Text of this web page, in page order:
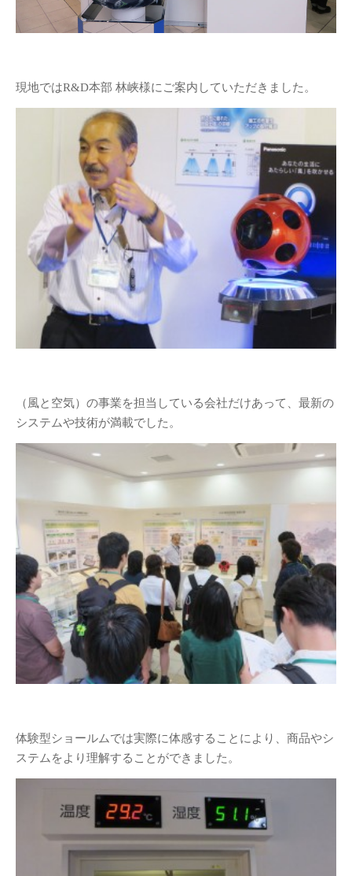
現地ではR&D本部 林峡様にご案内していただきました。
（風と空気）の事業を担当している会社だけあって、最新の
システムや技術が満載でした。
体験型ショールムでは実際に体感することにより、商品やシ
ステムをより理解することができました。